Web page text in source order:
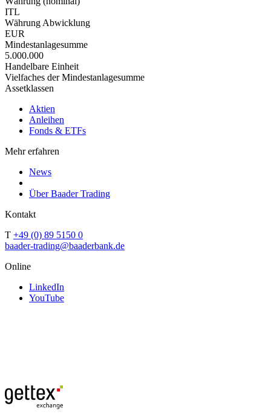
ITL
Währung Abwicklung
EUR
Mindestanlagesumme
5.000.000
Handelbare Einheit
Vielfaches der Mindestanlagesumme
Assetklassen
Aktien
Anleihen
Fonds & ETFs
Mehr erfahren
News
Über Baader Trading
Kontakt
T +49 (0) 89 5150 0
baader-trading@baaderbank.de
Online
LinkedIn
YouTube